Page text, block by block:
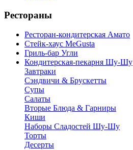
Рестораны
Ресторан-кондитерская Амато
Стейк-хаус MeGusta
Гриль-бар Угли
Кондитерская-пекарня Шу-Шу
Завтраки
Сэндвичи & Брускетты
Супы
Салаты
Вторые Блюда & Гарниры
Киши
Наборы Сладостей Шу-Шу
Торты
Десерты